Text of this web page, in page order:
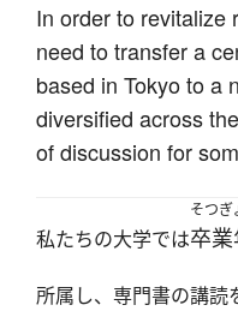
In order to revitalize
need to transfer a
based in Tokyo to a
diversified across
of discussion for
私たちの大学では
そつぎ
卒
所属し、専門書の講読